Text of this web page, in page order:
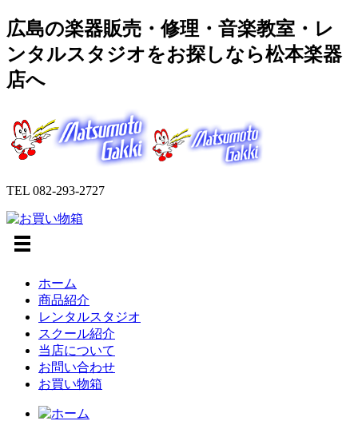
広島の楽器販売・修理・音楽教室・レ
ンタルスタジオをお探しなら松本楽器
店へ
TEL 082-293-2727
ホーム
商品紹介
レンタルスタジオ
スクール紹介
当店について
お問い合わせ
お買い物箱